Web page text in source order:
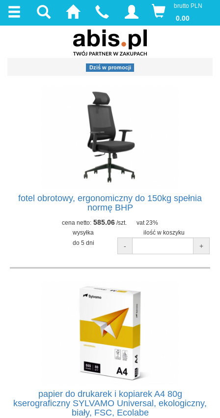
brutto PLN
0.00
Dziś w promocji
fotel obrotowy, ergonomiczny do 150kg spełnia
normę BHP
cena netto: 585.06 /szt.
vat 23%
wysyłka
ilość w koszyku
do 5 dni
- +
papier do drukarek i kopiarek A4 80g
kserograficzny SYLVAMO Universal, ekologiczny,
biały, FSC, Ecolabe